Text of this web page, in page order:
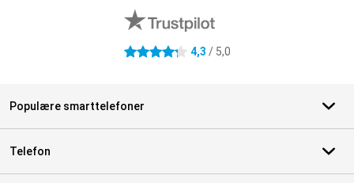
4.3 stjerner 4,3 / 5,0
Populære smarttelefoner
Telefon